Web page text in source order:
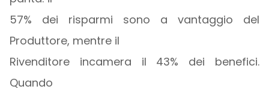
57% dei risparmi sono a vantaggio del
Produttore, mentre il
Rivenditore incamera il 43% dei benefici.
Quando